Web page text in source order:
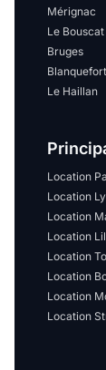
communes
Ascenseur
Disponible
Promotions
Mérignac
Le Bouscat
Bruges
Blanquefort
Le Haillan
Location
Location
Location
Location
Location
Location
Location
Location